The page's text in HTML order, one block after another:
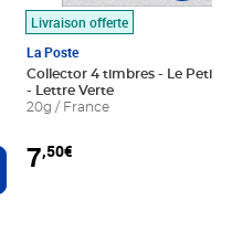
au panier
Livraison offerte
La Poste
Collector 4 timbres - Le Petit
- Lettre Verte
20g / France
7,50€